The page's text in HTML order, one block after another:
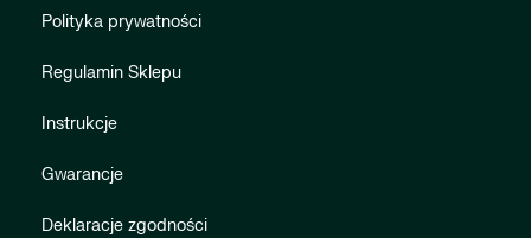
Polityka prywatności
Regulamin Sklepu
Instrukcje
Gwarancje
Deklaracje zgodności